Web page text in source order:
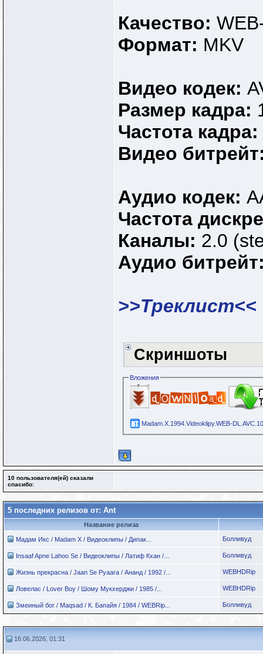
Качество:
Формат: MKV
Видео кодек:
Размер кадра:
Частота кадра:
Видео
Аудио кодек:
Частота
Каналы: 2.0
Аудио
>>Треклист<<
Скриншоты
Вложения
Madam.X.1994.Videoklipy.WEB-
10 пользователя(ей) сказали
cпасибо:
5 последних релизов от: Ant
Название релиза
Мадам Икс / Madam X / Видеоклипы / Дипак... Болливуд
Insaaf Apne Lahoo Se / Видеоклипы / Латиф Кхан /... Болливуд
Жизнь прекрасна / Jaan Se Pyaara / Ананд / 1992 /... WEBHDRip
Ловелас / Lover Boy / Шому Мукхерджи / 1985 /... WEBHDRip
Змеиный бог / Maqsad / К. Бапайя / 1984 / WEBRip... Болливуд
16.06.2026, 01:31